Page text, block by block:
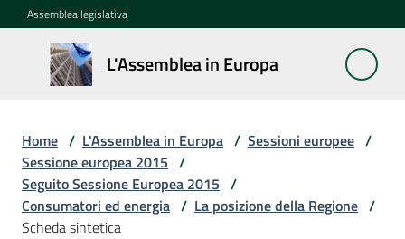
Vai al contenuto
Vai alla navigazione
Vai al footer
Assemblea legislativa
L'Assemblea in Europa
L'Assemblea
in Europa
Cos'è
la
Sessione
europea
Home / L'Assemblea in Europa / Sessioni europee /
Sessione europea 2015 /
Seguito Sessione Europea 2015 /
Consumatori ed energia / La posizione della Regione /
Scheda sintetica